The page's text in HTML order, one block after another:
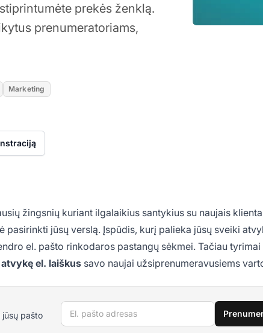
prekės ženklą.
prenumeratoriams,
Marketing
žingsnių kuriant ilgalaikius santykius su naujais
pasirinkti jūsų verslą. Įspūdis, kurį palieka jūsų sveiki
el. pašto rinkodaros pastangų sėkmei. Tačiau
el. laiškus savo naujai užsiprenumeravusiems
jūsų pašto
El. pašto adresas